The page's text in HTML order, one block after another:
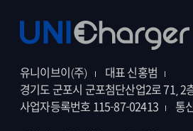
유니이브이(주)
대표 신홍범
경기도 군포시 군포첨단산업2로 71, 2
사업자등록번호 115-87-02413
통